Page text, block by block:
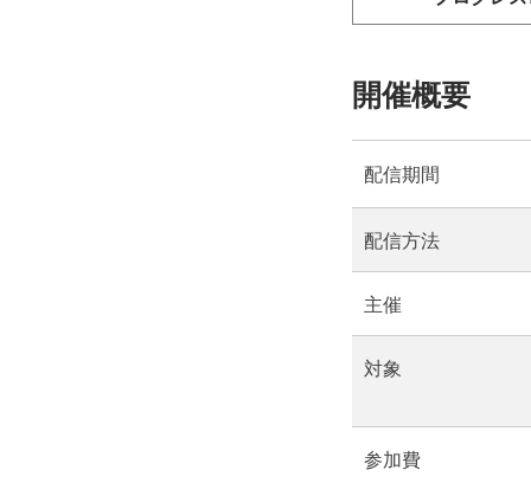
開催概要
配信期間
配信方法
主催
対象
参加費